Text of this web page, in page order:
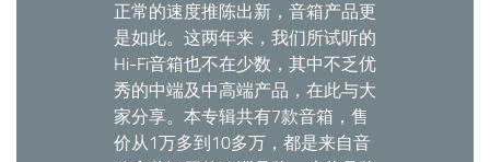
正常的速度推陈出新，音箱产品更
是如此。这两年来，我们所试听的
Hi-Fi音箱也不在少数，其中不乏优
秀的中端及中高端产品，在此与大
家分享。本专辑共有7款音箱，售
价从1万多到10多万，都是来自音